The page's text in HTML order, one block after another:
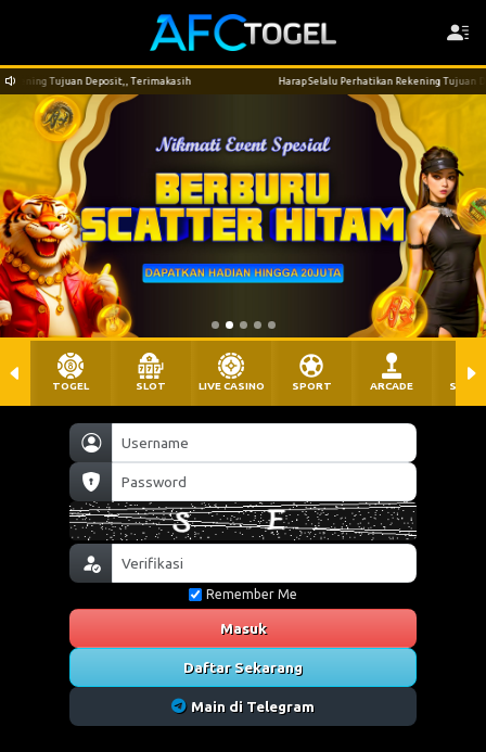
Harap Selalu Perhatikan Rekening Tujuan Deposit,, Terimakasih
Remember Me
Masuk
Daftar Sekarang
Main di Telegram
TOGEL SLOT LIVE CASINO SPORT ARCADE